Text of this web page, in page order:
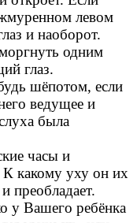
левом
и наоборот.
одним
глаз.
шёпотом, если
ведущее и
была
часы и
К какому уху он их
преобладает.
у Вашего ребёнка